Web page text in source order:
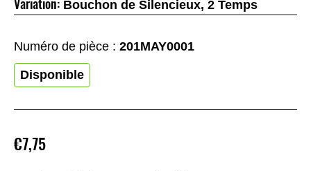
€7,75
Variation: Bouchon de Silencieux, 2 Temps
Numéro de pièce : 201MAY0001
Disponible